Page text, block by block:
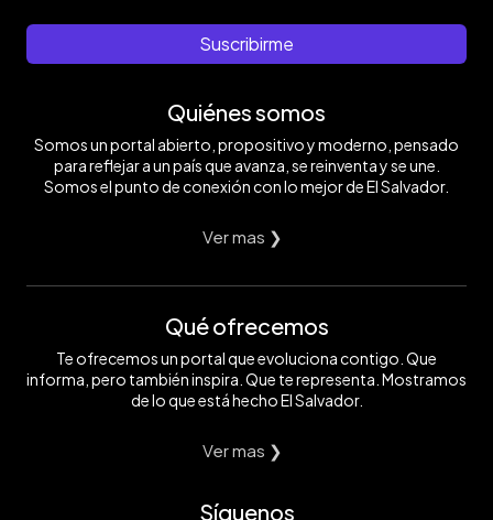
Suscribirme
Quiénes somos
Somos un portal abierto, propositivo y moderno, pensado
para reflejar a un país que avanza, se reinventa y se une.
Somos el punto de conexión con lo mejor de El Salvador.
Ver mas ❯
Qué ofrecemos
Te ofrecemos un portal que evoluciona contigo. Que
informa, pero también inspira. Que te representa. Mostramos
de lo que está hecho El Salvador.
Ver mas ❯
Síguenos